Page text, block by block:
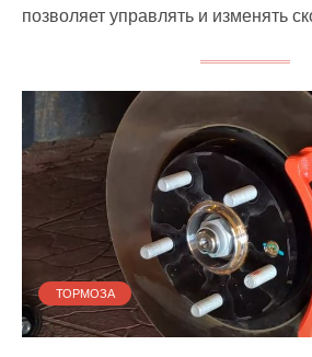
позволяет управлять и изменять
ТОРМОЗА